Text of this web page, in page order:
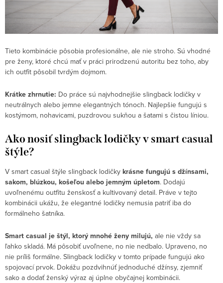
Tieto kombinácie pôsobia profesionálne, ale nie stroho. Sú vhodné
pre ženy, ktoré chcú mať v práci prirodzenú autoritu bez toho, aby
ich outfit pôsobil tvrdým dojmom.
Krátke zhrnutie: Do práce sú najvhodnejšie slingback lodičky v
neutrálnych alebo jemne elegantných tónoch. Najlepšie fungujú s
kostýmom, nohavicami, puzdrovou sukňou a šatami s čistou líniou.
Ako nosiť slingback lodičky v smart casual
štýle?
V smart casual štýle slingback lodičky krásne fungujú s džínsami,
sakom, blúzkou, košeľou alebo jemným úpletom. Dodajú
uvoľnenému outfitu ženskosť a kultivovaný detail. Práve v tejto
kombinácii ukážu, že elegantné lodičky nemusia patriť iba do
formálneho šatníka.
Smart casual je štýl, ktorý mnohé ženy milujú, ale nie vždy sa
ľahko skladá. Má pôsobiť uvoľnene, no nie nedbalo. Upraveno, no
nie príliš formálne. Slingback lodičky v tomto prípade fungujú ako
spojovací prvok. Dokážu pozdvihnúť jednoduché džínsy, zjemniť
sako a dodať ženský výraz aj úplne obyčajnej kombinácii.